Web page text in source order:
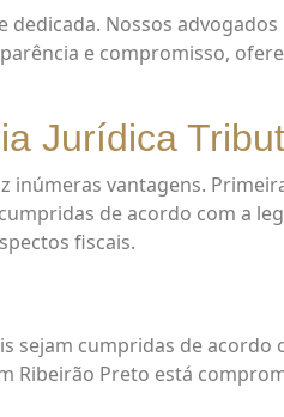
Nossos
e compromisso,
Jurídica
vantagens.
de acordo com a
fiscais.
cumpridas de acordo
Ribeirão Preto está